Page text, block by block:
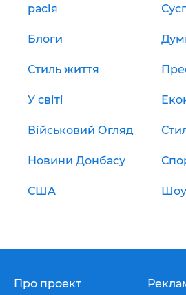
расія
Блоги
Стиль життя
У світі
Військовий Огляд
Новини Донбасу
США
Про проект